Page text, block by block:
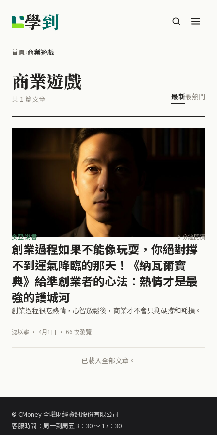
學到
首頁›商業遊戲
商業遊戲
共 1 篇文章 最新最熱門
樊登說書 6 分鐘閱讀
創業過程如果不能像玩耍，你絕對撐
不到運氣降臨的那天！《納瓦爾寶
典》給準創業者的心法：熱情才是最
強的護城河
創業過程很吃熱情，心智放鬆後，商業才不會只剩硬撐和耗損。
沈以寧 · 4月1日 · 66 次瀏覽
已載入全部文章。
© CMoney 全曜財經資訊股份有限公司
客服時間：周一到周五 8：30 ～ 17：30